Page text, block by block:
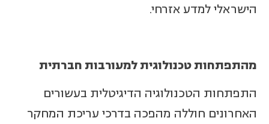
הישראלי למדע אזרחי.
מהתפתחות טכנולוגית למעורבות חברתית
התפתחות הטכנולוגיה הדיגיטלית בעשורים
האחרונים חוללה מהפכה בדרכי עריכת המחקר